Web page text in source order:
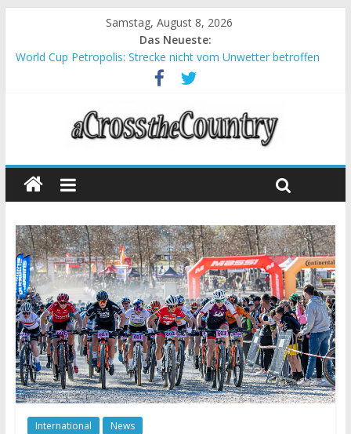
Samstag, August 8, 2026
Das Neueste:
World Cup Petropolis: Strecke nicht vom Unwetter betroffen
Krumbach und Obergessertshausen: Mountainbike-Bundesliga
Supercup Massi Banyoles: Siege für Carod und Richards
Halbzeit beim Andalucia Bike Race: Weltmeister Seewald führt
Chelva: Schweizer Doppelsieg beim ersten XCO-Rennen der
International News